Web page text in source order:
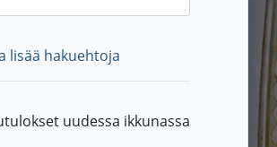
lisää hakuehtoja
uudessa ikkunassa